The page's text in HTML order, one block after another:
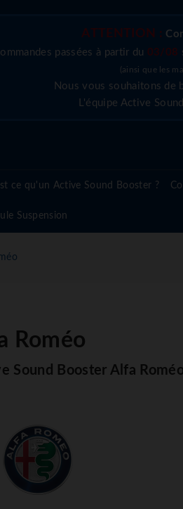
ATTENTION :
passées à partir du 03/08
(ainsi que les
Nous vous souhaitons de
L'équipe Active
ce qu'un Active Sound Booster ?
Suspension
Roméo
Sound Booster Alfa